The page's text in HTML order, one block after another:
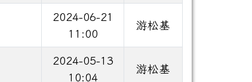
2024-06-21
11:00
游松基
2024-05-13
10:04
游松基